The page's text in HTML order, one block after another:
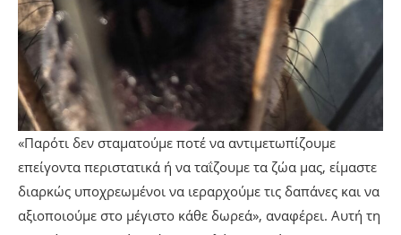
«Παρότι δεν σταματούμε ποτέ να αντιμετωπίζουμε
επείγοντα περιστατικά ή να ταΐζουμε τα ζώα μας, είμαστε
διαρκώς υποχρεωμένοι να ιεραρχούμε τις δαπάνες και να
αξιοποιούμε στο μέγιστο κάθε δωρεά», αναφέρει. Αυτή τη